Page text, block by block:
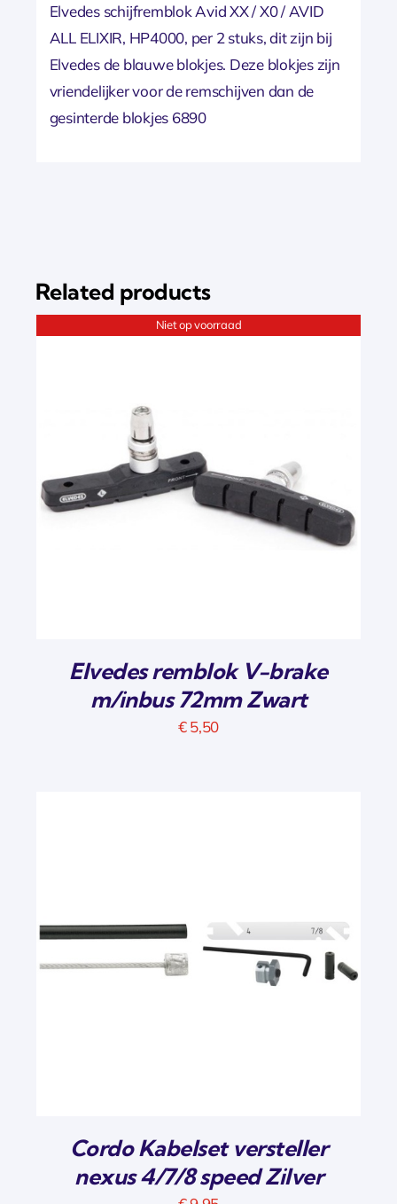
Elvedes schijfremblok Avid XX / X0 / AVID
ALL ELIXIR, HP4000, per 2 stuks, dit zijn bij
Elvedes de blauwe blokjes. Deze blokjes zijn
vriendelijker voor de remschijven dan de
gesinterde blokjes 6890
Related products
Niet op voorraad
Elvedes remblok V-brake
m/inbus 72mm Zwart
€5,50
Cordo Kabelset versteller
nexus 4/7/8 speed Zilver